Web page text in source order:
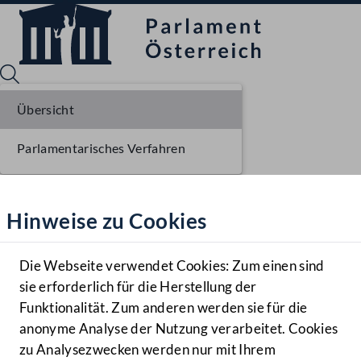
Hilfe
Benutzer
Navigationsmenü öffnen
MENÜ
Hinweise zu Cookies
Die Webseite verwendet Cookies: Zum einen sind
sie erforderlich für die Herstellung der
Funktionalität. Zum anderen werden sie für die
anonyme Analyse der Nutzung verarbeitet. Cookies
zu Analysezwecken werden nur mit Ihrem
Übersicht
Parlamentarisches Verfahren